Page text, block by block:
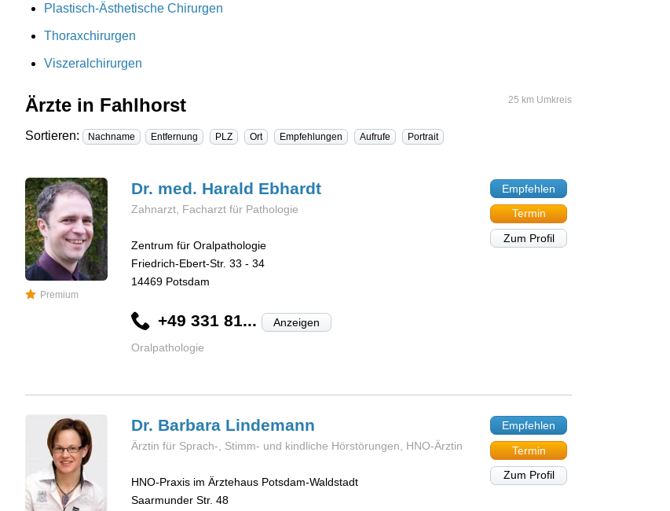
Plastisch-Ästhetische Chirurgen
Thoraxchirurgen
Viszeralchirurgen
Ärzte in Fahlhorst 25 km Umkreis
Sortieren: Nachname Entfernung PLZ Ort Empfehlungen Aufrufe Portrait
Premium
Dr. med. Harald Ebhardt
Zahnarzt, Facharzt für Pathologie
Zentrum für Oralpathologie
Friedrich-Ebert-Str. 33 - 34
14469 Potsdam
+49 331 81... Anzeigen
Oralpathologie
Empfehlen
Termin
Zum Profil
Dr. Barbara Lindemann
Ärztin für Sprach-, Stimm- und kindliche Hörstörungen, HNO-Ärztin
HNO-Praxis im Ärztehaus Potsdam-Waldstadt
Saarmunder Str. 48
Empfehlen
Termin
Zum Profil